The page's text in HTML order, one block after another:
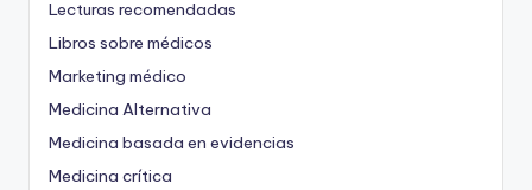
Lecturas recomendadas
Libros sobre médicos
Marketing médico
Medicina Alternativa
Medicina basada en evidencias
Medicina crítica